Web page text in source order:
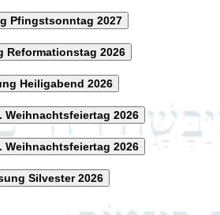
Pfingstsonntag 2027
Reformationstag 2026
Heiligabend 2026
Weihnachtsfeiertag 2026
Weihnachtsfeiertag 2026
Silvester 2026